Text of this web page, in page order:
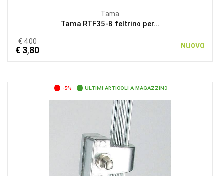
Tama
Tama RTF35-B feltrino per...
€ 4,00
€ 3,80 NUOVO
-5% ULTIMI ARTICOLI A MAGAZZINO